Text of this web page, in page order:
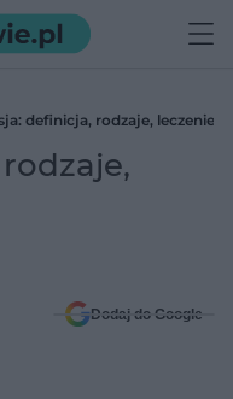
definicja, rodzaje, leczenie
Dodaj do Google